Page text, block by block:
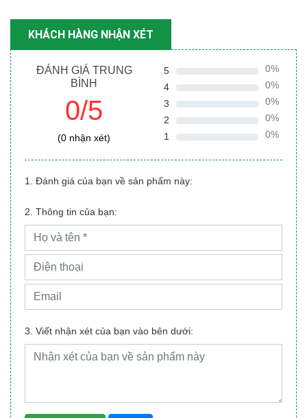
KHÁCH HÀNG NHẬN XÉT
ĐÁNH GIÁ TRUNG
BÌNH
0/5
(0 nhận xét)
5
0%
4
0%
3
0%
2
0%
1
0%
1. Đánh giá của bạn về sản phẩm này:
2. Thông tin của bạn:
3. Viết nhận xét của bạn vào bên dưới: